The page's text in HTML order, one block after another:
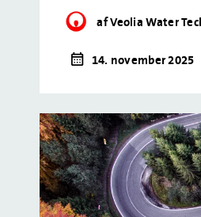
af Veolia Water
14. november 2025